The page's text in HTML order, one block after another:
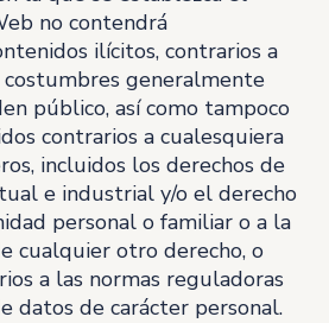
no contendrá
ilícitos, contrarios a
generalmente
público, así como tampoco
contrarios a cualesquiera
incluidos los derechos de
e industrial y/o el derecho
personal o familiar o a la
cualquier otro derecho, o
a las normas reguladoras
datos de carácter personal.